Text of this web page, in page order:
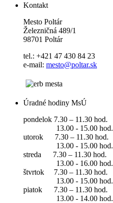
Kontakt
Mesto Poltár
Železničná 489/1
98701 Poltár
tel.: +421 47 430 84 23
e-mail: mesto@poltar.sk
Úradné hodiny MsÚ
pondelok 7.30 – 11.30 hod.
13.00 - 15.00 hod.
utorok 7.30 – 11.30 hod.
13.00 - 15.00 hod.
streda 7.30 – 11.30 hod.
13.00 - 16.00 hod.
štvrtok 7.30 – 11.30 hod.
13.00 - 15.00 hod.
piatok 7.30 – 11.30 hod.
13.00 - 14.00 hod.